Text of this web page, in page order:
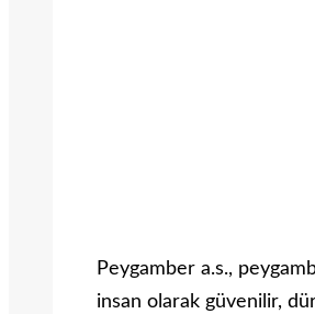
Peygamber a.s.,
insan olarak güvenilir,